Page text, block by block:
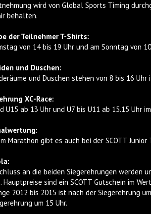
wird von Global Sports Timing
behalten.
der Teilnehmer T-Shirts:
von 14 bis 19 Uhr und am Sonntag von
und Duschen:
und Duschen stehen von 8 bis 16
XC-Race:
U15 ab 13 Uhr und U7 bis U11 ab 15.15
Marathon gibt es auch bei der SCOTT
an die beiden Siegerehrungen werden
Hauptpreise sind ein SCOTT Gutschein im
2012 bis 2015 ist nach der Siegerehrung
um 15 Uhr.